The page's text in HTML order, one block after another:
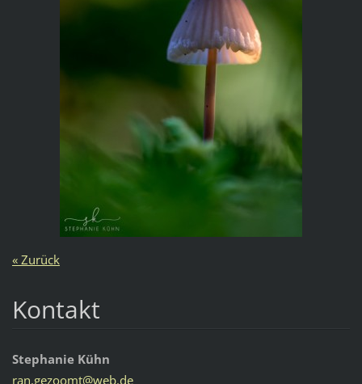
« Zurück
Kontakt
Stephanie Kühn
ran.gezoomt@web.de